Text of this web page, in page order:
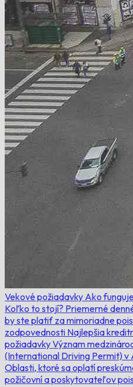
Vekové požiadavky Ako
Koľko to stojí? Priemerné
by ste platiť za mimoriadne
zodpovednosti Najlepšia
požiadavkyVýznam
(International Driving Permit) v
Oblasti, ktoré sa oplatí
požičovní a poskytovateľov